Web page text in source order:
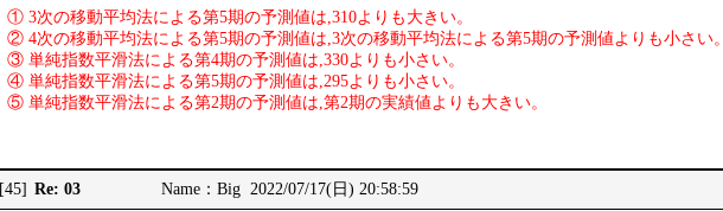
① 3次の移動平均法による第5期の予測値は,310よりも大きい。
② 4次の移動平均法による第5期の予測値は,3次の移動平均法による第5期の予測値よりも小さい。
③ 単純指数平滑法による第4期の予測値は,330よりも小さい。
④ 単純指数平滑法による第5期の予測値は,295よりも小さい。
⑤ 単純指数平滑法による第2期の予測値は,第2期の実績値よりも大きい。
[45] Re: 03 Name：Big 2022/07/17(日) 20:58:59